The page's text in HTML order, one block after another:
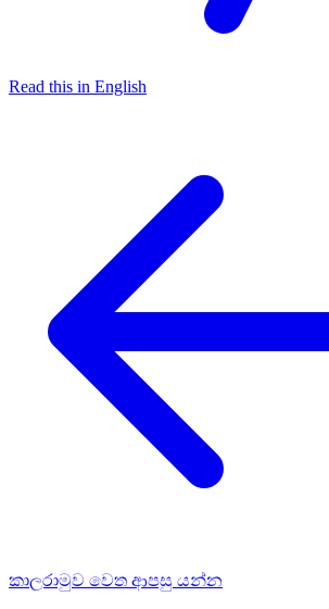
Read this in English
කාලරාමුව වෙත ආපසු යන්න